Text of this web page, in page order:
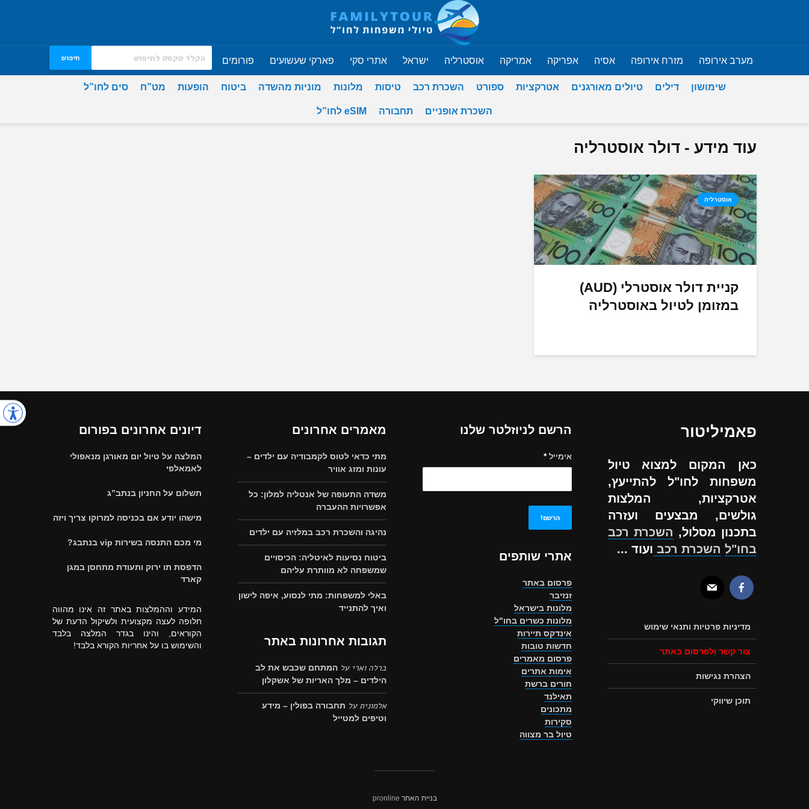
מערב אירופה מזרח אירופה אסיה אפריקה אמריקה אוסטרליה ישראל אתרי סקי פארקי שעשועים פורומים חיפוש
שימושון דילים טיולים מאורגנים אטרקציות ספורט השכרת רכב טיסות מלונות מוניות מהשדה ביטוח הופעות מט”ח סים לחו”ל
השכרת אופניים תחבורה eSIM לחו”ל
עוד מידע - דולר אוסטרליה
אוסטרליה
קניית דולר אוסטרלי (AUD)
במזומן לטיול באוסטרליה
פאמיליטור
כאן המקום למצוא טיול
משפחות לחו"ל להתייעץ,
אטרקציות, המלצות
גולשים, מבצעים ועזרה
בתכנון מסלול, השכרת רכב
בחו"ל השכרת רכב ועוד ...
מדיניות פרטיות ותנאי שימוש
צור קשר ולפרסום באתר
הצהרת נגישות
תוכן שיווקי
הרשם לניוזלטר שלנו
אימייל*
אתרי שותפים
פרסום באתר
זנזיבר
מלונות בישראל
מלונות כשרים בחו"ל
אינדקס תיירות
חדשות טובות
פרסום מאמרים
אימות אתרים
חורים ברשת
תאילנד
מתכונים
סקירות
טיול בר מצווה
מאמרים אחרונים
מתי כדאי לטוס לקמבודיה עם ילדים –
עונות ומזג אוויר
משדה התעופה של אנטליה למלון: כל
אפשרויות ההעברה
נהיגה והשכרת רכב במלזיה עם ילדים
ביטוח נסיעות לאיטליה: הכיסויים
שמשפחה לא מוותרת עליהם
באלי למשפחות: מתי לנסוע, איפה לישון
ואיך להתנייד
תגובות אחרונות באתר
ברלה וארי על המתחם שכבש את לב
הילדים – מלך האריות של אשקלון
אלמוניתעל תחבורה בפולין – מידע
וטיפים למטייל
דיונים אחרונים בפורום
המלצה על טיול יום מאורגן מנאפולי
לאמאלפי
תשלום על החניון בנתב”ג
מישהו יודע אם בכניסה למרוקו צריך ויזה
מי מכם התנסה בשירות vip בנתבג?
הדפסת תו ירוק ותעודת מתחסן במגן
קארד
המידע וההמלצות באתר זה אינו מהווה
חלופה לעצה מקצועית ולשיקול הדעת של
הקוראים, והינו בגדר המלצה בלבד
והשימוש בו על אחריות הקורא בלבד!
בניית האתר pronline